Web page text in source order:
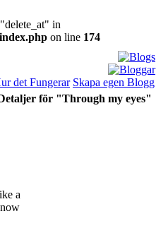
in
on line 174
det Fungerar Skapa egen Blogg
för "Through my eyes"
a